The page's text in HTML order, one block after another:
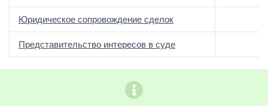
Юридическое сопровождение сделок
Представительство интересов в суде